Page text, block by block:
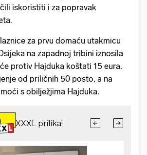
iskoristiti i za popravak
za prvu domaću utakmicu
na zapadnoj tribini iznosila
protiv Hajduka koštati 15 eura.
od priličnih 50 posto, a na
s obilježjima Hajduka.